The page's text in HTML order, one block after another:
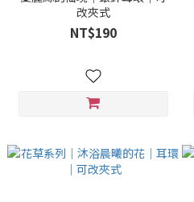
改夾式
NT$190